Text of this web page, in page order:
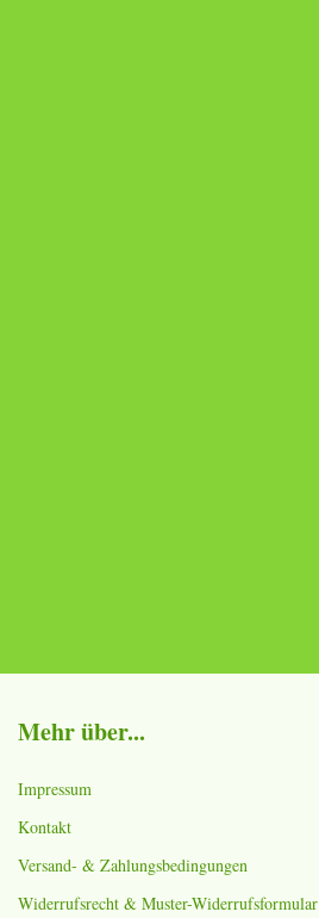
Mehr über...
Impressum
Kontakt
Versand- & Zahlungsbedingungen
Widerrufsrecht & Muster-Widerrufsformular